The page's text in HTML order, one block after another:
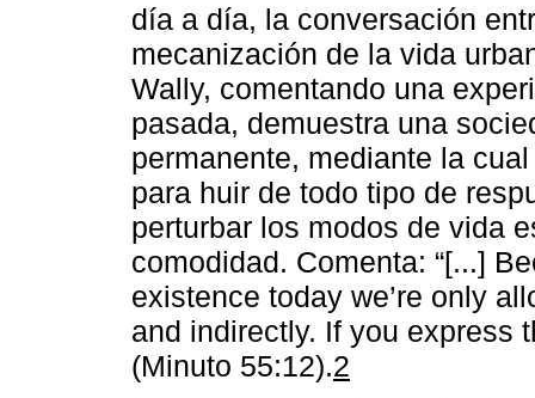
día a día, la conversación
mecanización de la vida
Wally, comentando una
pasada, demuestra una
permanente, mediante la
para huir de todo tipo de
perturbar los modos de vida
comodidad. Comenta: “[...]
existence today we’re only
and indirectly. If you express
(Minuto 55:12).2